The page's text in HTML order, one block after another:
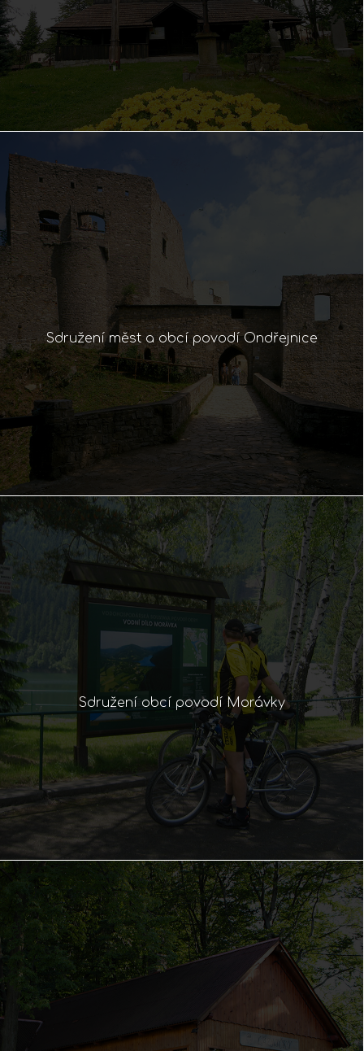
Sdružení měst a obcí povodí Ondřejnice
Sdružení obcí povodí Morávky